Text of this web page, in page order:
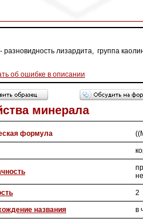
- разновидность лизардита, группа
об ошибке в описании
минерала
формула
2
названия в